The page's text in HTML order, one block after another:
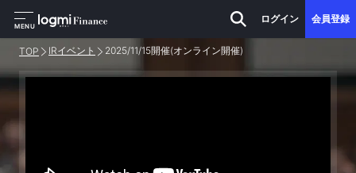
MENU
ログイン 会員登録
TOP IRイベント 2025/11/15開催(オンライン開催)